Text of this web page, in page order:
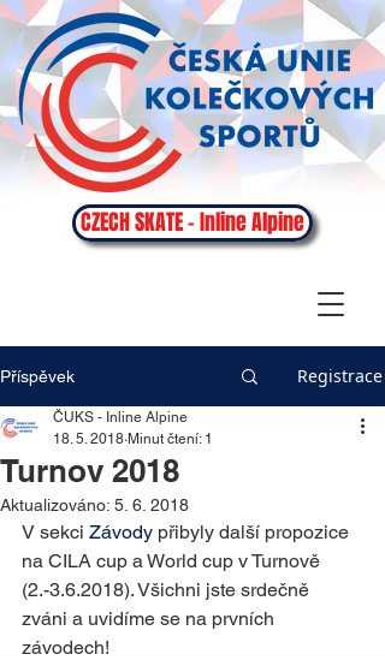
CZECH SKATE - Inline Alpine
Příspěvek Registrace
Turnov 2018
ČUKS - Inline Alpine
18. 5. 2018 Minut čtení: 1
Aktualizováno: 5. 6. 2018
V sekci Závody přibyly další propozice
na CILA cup a World cup v Turnově
(2.-3.6.2018). Všichni jste srdečně
zváni a uvidíme se na prvních
závodech!